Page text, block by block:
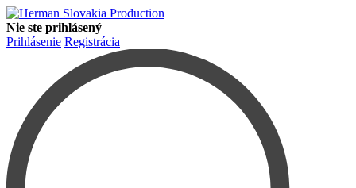
Nie ste prihlásený
Prihlásenie Registrácia